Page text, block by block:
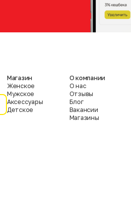
Магазин
Женское
Мужское
Аксессуары
Детское
О компании
О нас
Отзывы
Блог
Вакансии
Магазины